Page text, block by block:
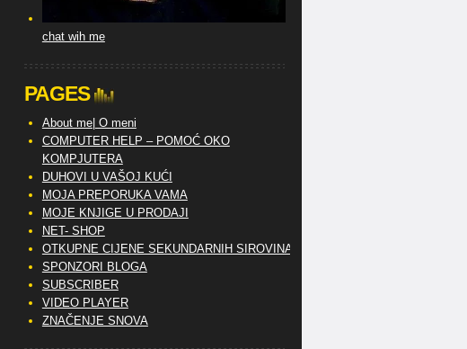
chat wih me
PAGES
About me| O meni
COMPUTER HELP – POMOĆ OKO
KOMPJUTERA
DUHOVI U VAŠOJ KUĆI
MOJA PREPORUKA VAMA
MOJE KNJIGE U PRODAJI
NET- SHOP
OTKUPNE CIJENE SEKUNDARNIH SIROVINA
SPONZORI BLOGA
SUBSCRIBER
VIDEO PLAYER
ZNAČENJE SNOVA